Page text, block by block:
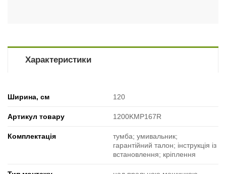
Характеристики
Ширина, см 120
Артикул товару 1200KMP167R
Комплектація
тумба; умивальник;
гарантійний талон; інструкція із
встановлення; кріплення